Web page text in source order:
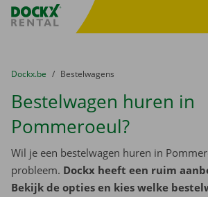
Fratello DEMO
U bevindt zich hier:
van
Dockx.be naar
Bestelwagens
Bestelwagen huren in
Pommeroeul?
Wil je een bestelwagen huren in
probleem. Dockx heeft een ruim
Bekijk de opties en kies welke